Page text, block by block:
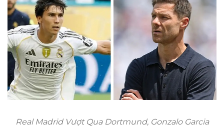
Real Madrid Vượt Qua Dortmund, Gonzalo Garcia